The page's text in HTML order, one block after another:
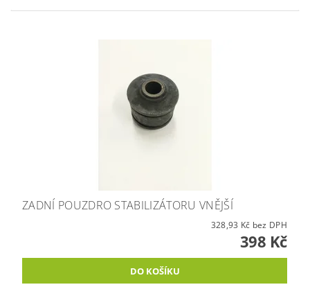
ZADNÍ POUZDRO STABILIZÁTORU VNĚJŠÍ
328,93 Kč bez DPH
398 Kč